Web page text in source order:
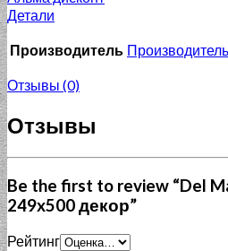
Детали
Производитель
Отзывы (0)
Отзывы
Be the first to review “Del
249x500 декор”
Рейтинг